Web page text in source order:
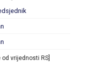
vrijednosti RS]